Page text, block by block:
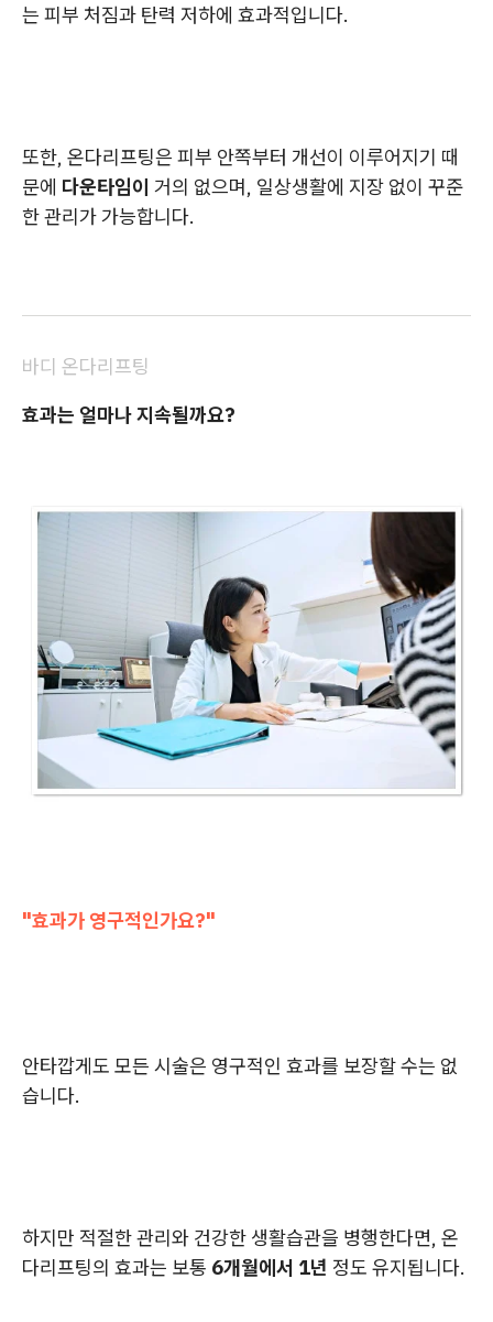
는 피부 처짐과 탄력 저하에 효과적입니다.
또한, 온다리프팅은 피부 안쪽부터 개선이 이루어지기 때
문에 다운타임이 거의 없으며, 일상생활에 지장 없이 꾸준
한 관리가 가능합니다.
바디 온다리프팅
효과는 얼마나 지속될까요?
"효과가 영구적인가요?"
안타깝게도 모든 시술은 영구적인 효과를 보장할 수는 없
습니다.
하지만 적절한 관리와 건강한 생활습관을 병행한다면, 온
다리프팅의 효과는 보통 6개월에서 1년 정도 유지됩니다.